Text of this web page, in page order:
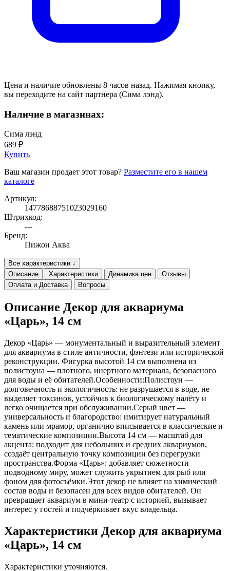
Цена и наличие обновлены 8 часов назад. Нажимая кнопку,
вы переходите на сайт партнера (Сима лэнд).
Наличие в магазинах:
Сима лэнд
689 ₽
Купить
Ваш магазин продает этот товар? Разместите его в нашем
каталоге
Артикул:
14778688751023029160
Штрихкод:
---
Бренд:
Пижон Аква
Все характеристики ↓
Описание
Характеристики Динамика цен
Отзывы
Оплата и Доставка
Вопросы
Описание Декор для аквариума
«Царь», 14 см
Декор «Царь» — монументальный и выразительный элемент
для аквариума в стиле античности, фэнтези или исторической
реконструкции. Фигурка высотой 14 см выполнена из
полистоуна — плотного, инертного материала, безопасного
для воды и её обитателей.Особенности:Полистоун —
долговечность и экологичность: не разрушается в воде, не
выделяет токсинов, устойчив к биологическому налёту и
легко очищается при обслуживании.Серый цвет —
универсальность и благородство: имитирует натуральный
камень или мрамор, органично вписывается в классические и
тематические композиции.Высота 14 см — масштаб для
акцента: подходит для небольших и средних аквариумов,
создаёт центральную точку композиции без перегрузки
пространства.Форма «Царь»: добавляет сюжетности
подводному миру, может служить укрытием для рыб или
фоном для фотосъёмки.Этот декор не влияет на химический
состав воды и безопасен для всех видов обитателей. Он
превращает аквариум в мини-театр с историей, вызывает
интерес у гостей и подчёркивает вкус владельца.
Характеристики Декор для аквариума
«Царь», 14 см
Характеристики уточняются.